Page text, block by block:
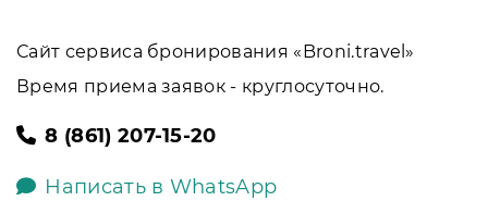
Сайт сервиса бронирования «Broni.travel»
Время приема заявок - круглосуточно.
8 (861) 207-15-20
Написать в WhatsApp